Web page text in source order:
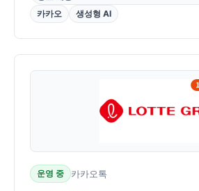
카카오
생성형 AI
운영 중 카카오톡